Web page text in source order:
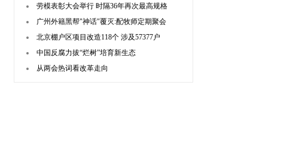
劳模表彰大会举行 时隔36年再次最高规格
广州外籍黑帮"神话"覆灭:配牧师定期聚会
北京棚户区项目改造118个 涉及57377户
中国反腐力拔“烂树”培育新生态
从两会热词看改革走向